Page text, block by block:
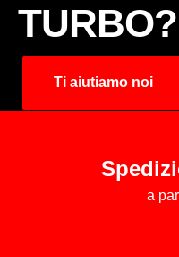
TURBO?
Ti aiutiamo noi
a